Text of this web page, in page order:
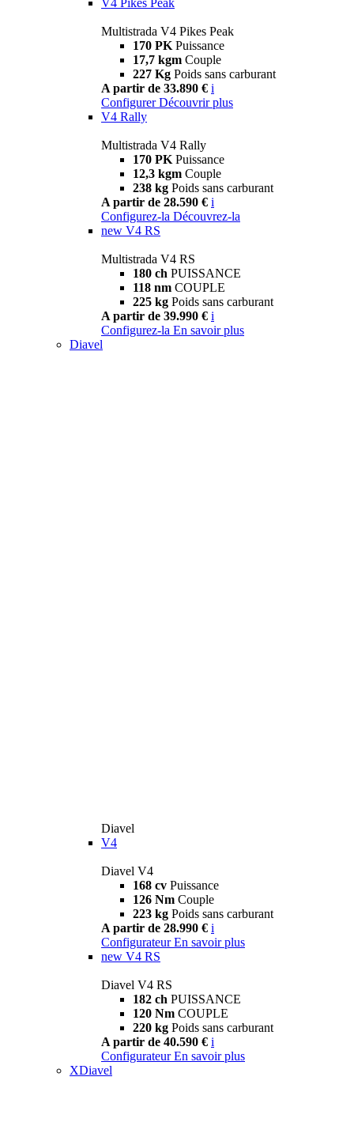
Multistrada V4 Pikes Peak
170 PK Puissance
17,7 kgm Couple
227 Kg Poids sans carburant
A partir de 33.890 € i
Configurer Découvrir plus
V4 Rally
Multistrada V4 Rally
170 PK Puissance
12,3 kgm Couple
238 kg Poids sans carburant
A partir de 28.590 € i
Configurez-la Découvrez-la
new V4 RS
Multistrada V4 RS
180 ch PUISSANCE
118 nm COUPLE
225 kg Poids sans carburant
A partir de 39.990 € i
Configurez-la En savoir plus
Diavel
Diavel
V4
Diavel V4
168 cv Puissance
126 Nm Couple
223 kg Poids sans carburant
A partir de 28.990 € i
Configurateur En savoir plus
new V4 RS
Diavel V4 RS
182 ch PUISSANCE
120 Nm COUPLE
220 kg Poids sans carburant
A partir de 40.590 € i
Configurateur En savoir plus
XDiavel